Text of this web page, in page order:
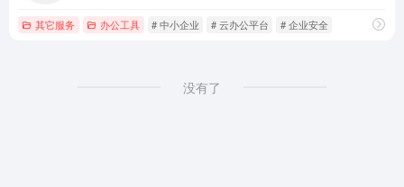
其它服务 办公工具 # 中小企业 # 云办公平台 # 企业安全
没有了